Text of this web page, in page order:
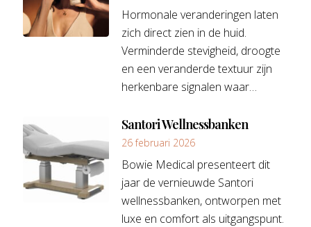
Hormonale veranderingen laten
zich direct zien in de huid.
Verminderde stevigheid, droogte
en een veranderde textuur zijn
herkenbare signalen waar…
Santori Wellnessbanken
26 februari 2026
Bowie Medical presenteert dit
jaar de vernieuwde Santori
wellnessbanken, ontworpen met
luxe en comfort als uitgangspunt.